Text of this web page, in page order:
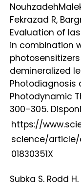
Fekrazad R,
Evaluation of
in combination
demineralized
Photodiagnosis
Photodynamic
300–305.
https://
science/article/
01830351X
Subka S, Rodd